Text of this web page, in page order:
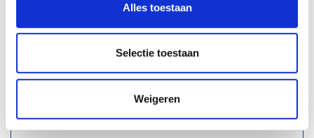
Alles toestaan
Selectie toestaan
Weigeren
Outlet - restpartijen
Bevestigingsmaterialen
BETAALMOGELIJKHEDEN